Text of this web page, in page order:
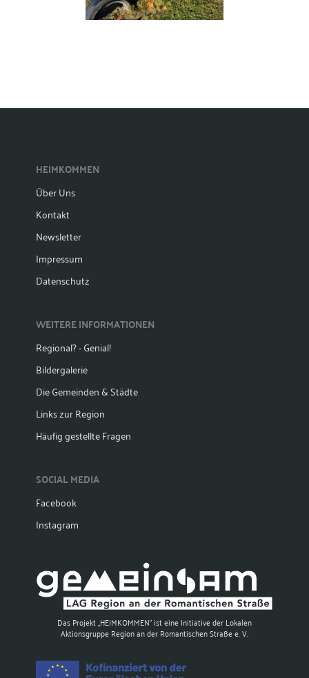
HEIMKOMMEN
Über Uns
Kontakt
Newsletter
Impressum
Datenschutz
WEITERE INFORMATIONEN
Regional? - Genial!
Bildergalerie
Die Gemeinden & Städte
Links zur Region
Häufig gestellte Fragen
SOCIAL MEDIA
Facebook
Instagram
Das Projekt „HEIMKOMMEN“ ist eine Initiative der Lokalen
Aktionsgruppe Region an der Romantischen Straße e. V.